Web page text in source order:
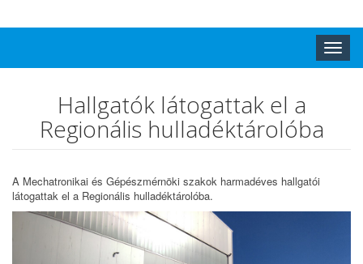
Toggle
Hallgatók látogattak el a
Regionális hulladéktárolóba
A Mechatronikai és Gépészmérnöki szakok harmadéves hallgatói
látogattak el a Regionális hulladéktárolóba.